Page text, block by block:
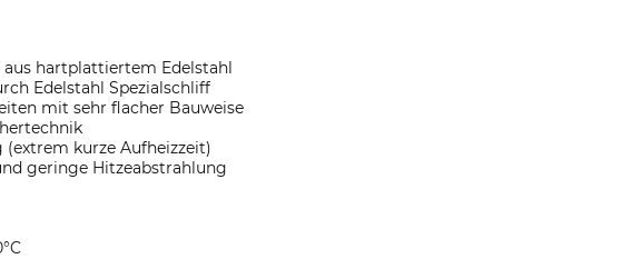
hartplattiertem Edelstahl
Edelstahl Spezialschliff
mit sehr flacher Bauweise
kurze Aufheizzeit)
geringe Hitzeabstrahlung